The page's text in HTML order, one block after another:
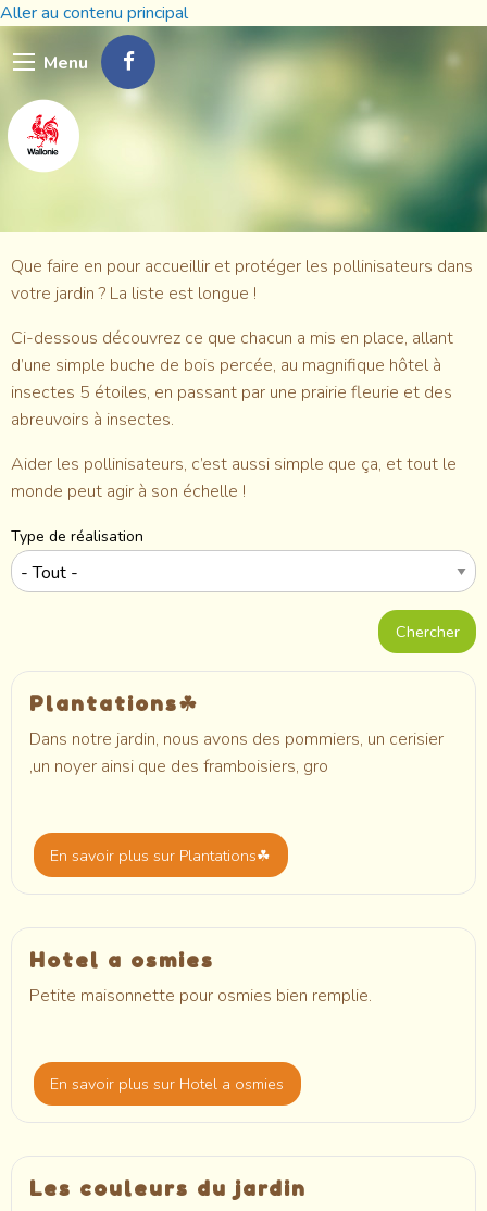
Aller au contenu principal
Menu
Que faire en pour accueillir et protéger les pollinisateurs dans
votre jardin ? La liste est longue !
Ci-dessous découvrez ce que chacun a mis en place, allant
d’une simple buche de bois percée, au magnifique hôtel à
insectes 5 étoiles, en passant par une prairie fleurie et des
abreuvoirs à insectes.
Aider les pollinisateurs, c’est aussi simple que ça, et tout le
monde peut agir à son échelle !
Type de réalisation
Plantations☘
Dans notre jardin, nous avons des pommiers, un cerisier
,un noyer ainsi que des framboisiers, gro
En savoir plussur Plantations☘
Hotel a osmies
Petite maisonnette pour osmies bien remplie.
En savoir plussur Hotel a osmies
Les couleurs du jardin